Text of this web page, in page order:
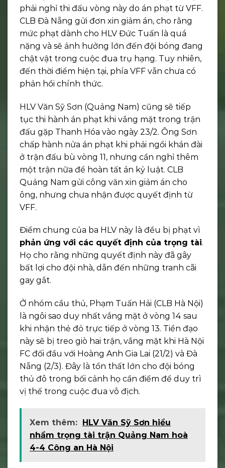
phải nghỉ thi đấu vòng này do án phạt từ VFF.
CLB Đà Nẵng gửi đơn xin giảm án, cho rằng
mức phạt dành cho HLV Đức Tuấn là quá
nặng và sẽ ảnh hưởng lớn đến đội bóng đang
chật vật trong cuộc đua trụ hạng. Tuy nhiên,
đến thời điểm hiện tại, phía VFF vẫn chưa có
phản hồi chính thức.
HLV Văn Sỹ Sơn (Quảng Nam) cũng sẽ tiếp
tục thi hành án phạt khi vắng mặt trong trận
đấu gặp Thanh Hóa vào ngày 23/2. Ông Sơn
chấp hành nửa án phạt khi phải ngồi khán đài
ở trận đấu bù vòng 11, nhưng cần nghỉ thêm
một trận nữa để hoàn tất án kỷ luật. CLB
Quảng Nam gửi công văn xin giảm án cho
ông, nhưng chưa nhận được quyết định từ
VFF.
Điểm chung của ba HLV này là đều bị phạt vì
phản ứng với các quyết định của trọng tài.
Họ cho rằng những quyết định này đã gây
bất lợi cho đội nhà, dẫn đến những tranh cãi
gay gắt.
Ở nhóm cầu thủ, Phạm Tuấn Hải (CLB Hà Nội)
là ngôi sao duy nhất vắng mặt ở vòng 14 sau
khi nhận thẻ đỏ trực tiếp ở vòng 13. Tiền đạo
này sẽ bị treo giò hai trận, vắng mặt khi Hà Nội
FC đối đầu với Hoàng Anh Gia Lai (21/2) và Đà
Nẵng (2/3). Đây là tổn thất lớn cho đội bóng
thủ đô trong bối cảnh họ cần điểm để duy trì
vị thế trong cuộc đua vô địch.
Xem thêm: HLV Văn Sỹ Sơn hiểu
nhầm trọng tài trận Quảng Nam hoà
4-4 Công an Hà Nội